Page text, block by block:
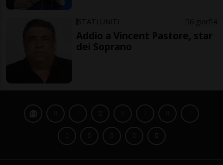
STATI UNITI 6 gior 4
Addio a Vincent Pastore, star
dei Soprano